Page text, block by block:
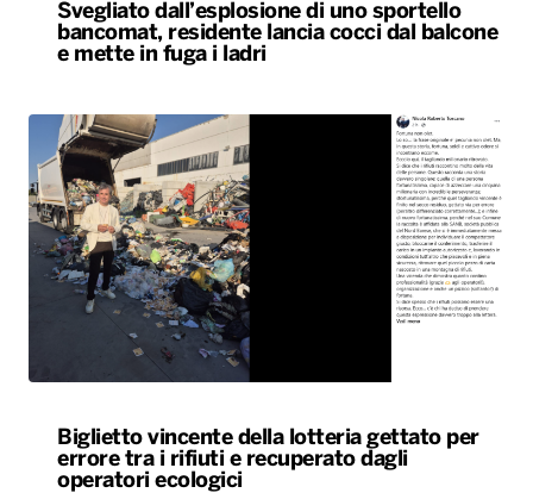
Svegliato dall’esplosione di uno sportello
bancomat, residente lancia cocci dal balcone
e mette in fuga i ladri
Biglietto vincente della lotteria gettato per
errore tra i rifiuti e recuperato dagli
operatori ecologici